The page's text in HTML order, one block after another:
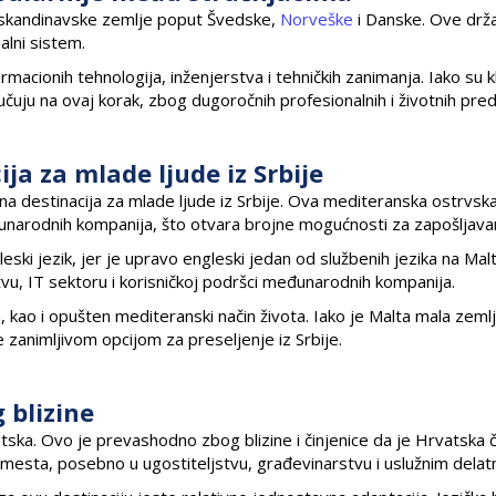
zemlje poput Švedske, Norveške i Danske. Ove
sistem.
tehnologija, inženjerstva i tehničkih zanimanja. Iako su
na ovaj korak, zbog dugoročnih profesionalnih i životnih
za mlade ljude iz Srbije
destinacija za mlade ljude iz Srbije. Ova mediteranska
kompanija, što otvara brojne mogućnosti za
jezik, jer je upravo engleski jedan od službenih jezika na
IT sektoru i korisničkoj podršci međunarodnih kompanija.
i opušten mediteranski način života. Iako je Malta mala
opcijom za preseljenje iz Srbije.
blizine
Ovo je prevashodno zbog blizine i činjenice da je Hrvatska
posebno u ugostiteljstvu, građevinarstvu i uslužnim